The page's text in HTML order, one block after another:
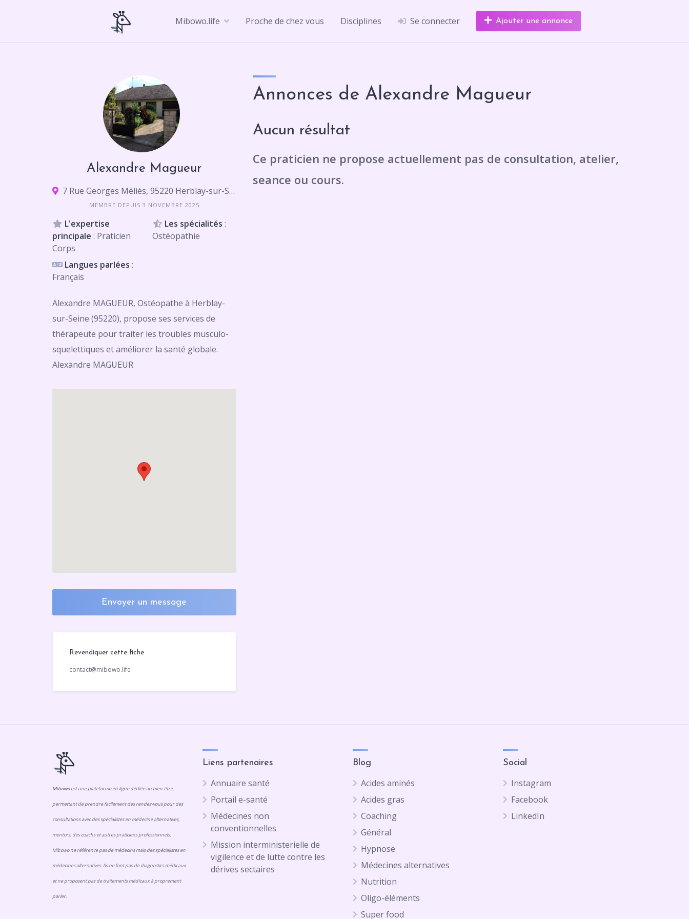
Mibowo.life Proche de chez vous Disciplines Se connecter Ajouter une annonce
Alexandre Magueur
7 Rue Georges Méliès, 95220 Herblay-sur-Seine
MEMBRE DEPUIS 3 NOVEMBRE 2025
L'expertise
principale : Praticien
Corps
Les spécialités :
Ostéopathie
Langues parlées :
Français
Alexandre MAGUEUR, Ostéopathe à Herblay-
sur-Seine (95220), propose ses services de
thérapeute pour traiter les troubles musculo-
squelettiques et améliorer la santé globale.
Alexandre MAGUEUR
Envoyer un message
Revendiquer cette fiche
contact@mibowo.life
Annonces de Alexandre Magueur
Aucun résultat
Mibowoest une plateforme en ligne dédiée au bien-être,
permettant de prendre facilement des rendez-vous pour des
consultations avec des spécialistes en médecine alternatives,
mentors, des coachs et autres praticiens professionnels.
Mibowo ne référence pas de médecins mais des spécialistes en
médecines alternatives. Ils ne font pas de diagnostics médicaux
et ne proposent pas de traitements médicaux à proprement
parler.
Liens partenaires
Annuaire santé
Portail e-santé
Médecines non
conventionnelles
Mission interministerielle de
vigilence et de lutte contre les
dérives sectaires
Blog
Acides aminés
Acides gras
Coaching
Général
Hypnose
Médecines alternatives
Nutrition
Oligo-éléments
Super food
Social
Instagram
Facebook
LinkedIn